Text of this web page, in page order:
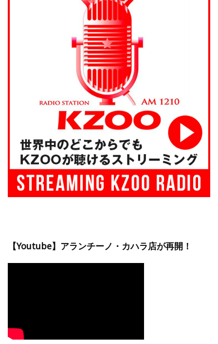
【Youtube】アランチーノ・カハラ店が再開！